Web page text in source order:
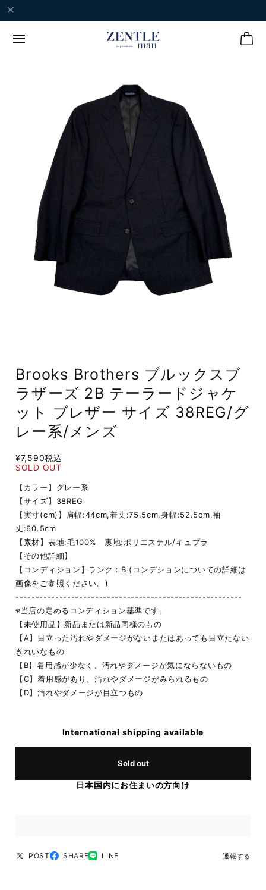
Brooks Brothers ブルックスブ
ラザーズ 2B テーラードジャケ
ット ブレザー サイズ 38REG/グ
レー系/メンズ
¥7,590税込
SOLD OUT
【カラー】グレー系
【サイズ】38REG
【実寸(cm)】肩幅:44cm,着丈:75.5cm,身幅:52.5cm,袖
丈:60.5cm
【素材】表地:毛100% 裏地:ポリエステル/キュプラ
【その他詳細】
【コンディション】ランク：B (コンデションについての詳細は
画像をご参照ください。)
---------------------------------------------------------
※当店の定めるコンディション基準です。
【未使用品】新品または新品同様のもの
【A】目立った汚れやダメージがないまたはあっても目立たない
きれいなもの
【B】着用感が少なく、汚れやダメージが気にならないもの
【C】着用感があり、汚れやダメージがみられるもの
【D】汚れやダメージが目立つもの
International shipping available
Sold out
日本国内にお住まいの方向け
POST SHARE LINE 通報する